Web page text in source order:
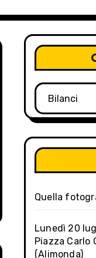
Categorie
Quella
Lunedì 20
Piazza Carlo
(Alimonda)